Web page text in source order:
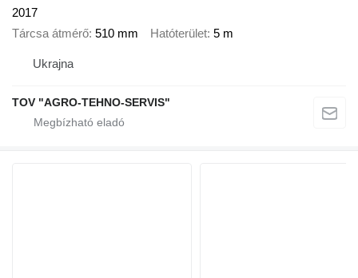
2017
Tárcsa átmérő 510 mm Hatóterület 5 m
Ukrajna
TOV "AGRO-TEHNO-SERVIS"